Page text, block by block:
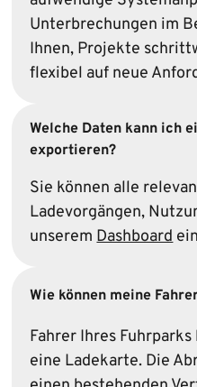
Unterbrechungen im
Ihnen, Projekte
flexibel auf neue
Welche Daten kann ich
exportieren?
Sie können alle
Ladevorgängen,
unseremDashboard
Wie können meine
Fahrer Ihres
eine Ladekarte. Die